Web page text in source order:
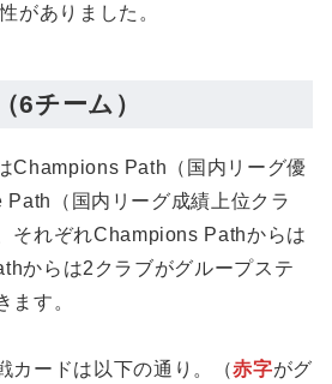
がありました。
6チーム）
Champions Path（国内リーグ優
（国内リーグ成績上位クラ
それぞれChampions Pathからは
からは2クラブがグループステ
ます。
カードは以下の通り。（赤字がグ